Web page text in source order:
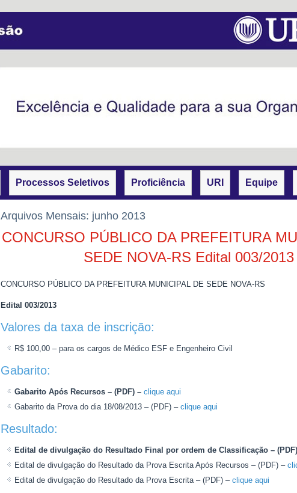
Processos Seletivos Proficiência URI Equipe
Arquivos Mensais: junho 2013
CONCURSO PÚBLICO DA PREFEITURA
SEDE NOVA-RS Edital 003/2013
CONCURSO PÚBLICO DA PREFEITURA MUNICIPAL DE SEDE NOVA-RS
Edital 003/2013
Valores da taxa de inscrição:
R$ 100,00 – para os cargos de Médico ESF e Engenheiro Civil
Gabarito:
Gabarito Após Recursos – (PDF) – clique aqui
Gabarito da Prova do dia 18/08/2013 – (PDF) – clique aqui
Resultado:
Edital de divulgação do Resultado Final por ordem de Classificação –
Edital de divulgação do Resultado da Prova Escrita Após Recursos – (PDF) –
Edital de divulgação do Resultado da Prova Escrita – (PDF) – clique aqui